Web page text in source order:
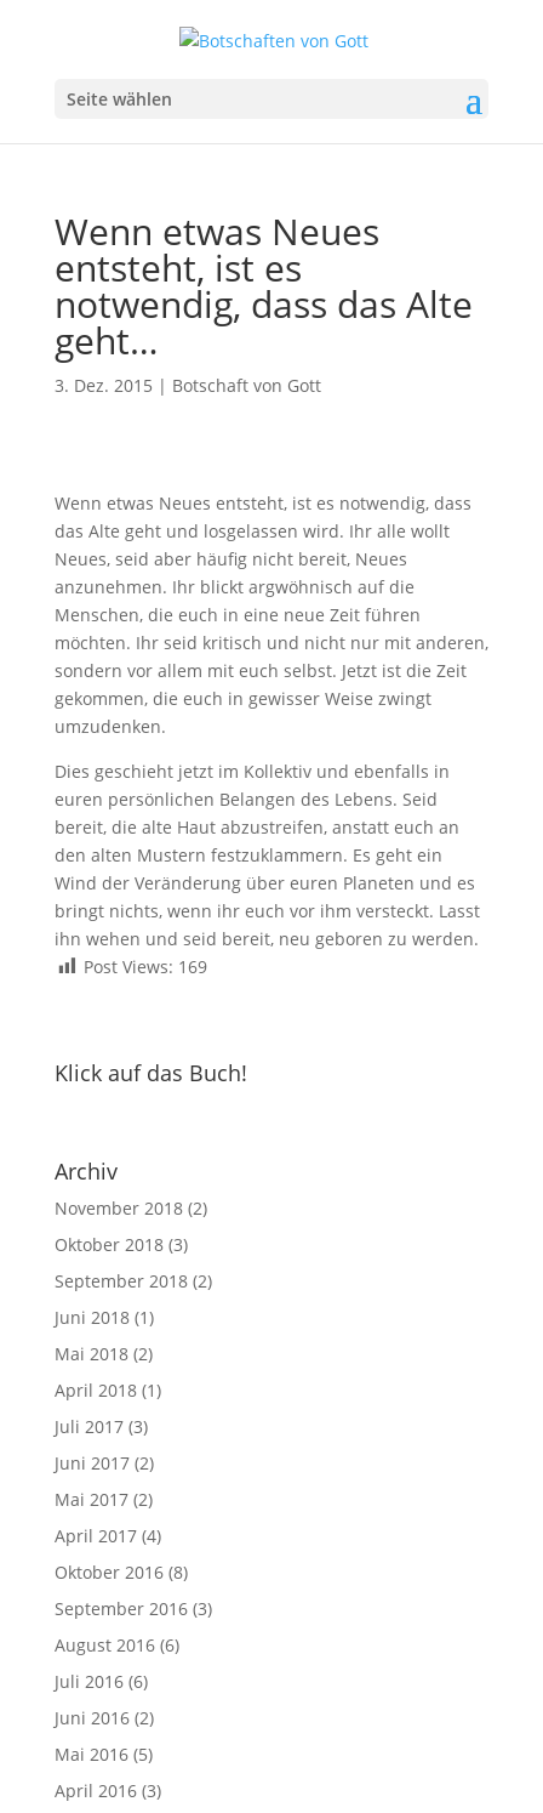
Seite wählen
Wenn etwas Neues
entsteht, ist es
notwendig, dass das Alte
geht…
3. Dez. 2015 | Botschaft von Gott
Wenn etwas Neues entsteht, ist es notwendig, dass
das Alte geht und losgelassen wird. Ihr alle wollt
Neues, seid aber häufig nicht bereit, Neues
anzunehmen. Ihr blickt argwöhnisch auf die
Menschen, die euch in eine neue Zeit führen
möchten. Ihr seid kritisch und nicht nur mit anderen,
sondern vor allem mit euch selbst. Jetzt ist die Zeit
gekommen, die euch in gewisser Weise zwingt
umzudenken.
Dies geschieht jetzt im Kollektiv und ebenfalls in
euren persönlichen Belangen des Lebens. Seid
bereit, die alte Haut abzustreifen, anstatt euch an
den alten Mustern festzuklammern. Es geht ein
Wind der Veränderung über euren Planeten und es
bringt nichts, wenn ihr euch vor ihm versteckt. Lasst
ihn wehen und seid bereit, neu geboren zu werden.
Post Views: 169
Klick auf das Buch!
Archiv
November 2018(2)
Oktober 2018(3)
September 2018(2)
Juni 2018(1)
Mai 2018(2)
April 2018(1)
Juli 2017(3)
Juni 2017(2)
Mai 2017(2)
April 2017(4)
Oktober 2016(8)
September 2016(3)
August 2016(6)
Juli 2016(6)
Juni 2016(2)
Mai 2016(5)
April 2016(3)